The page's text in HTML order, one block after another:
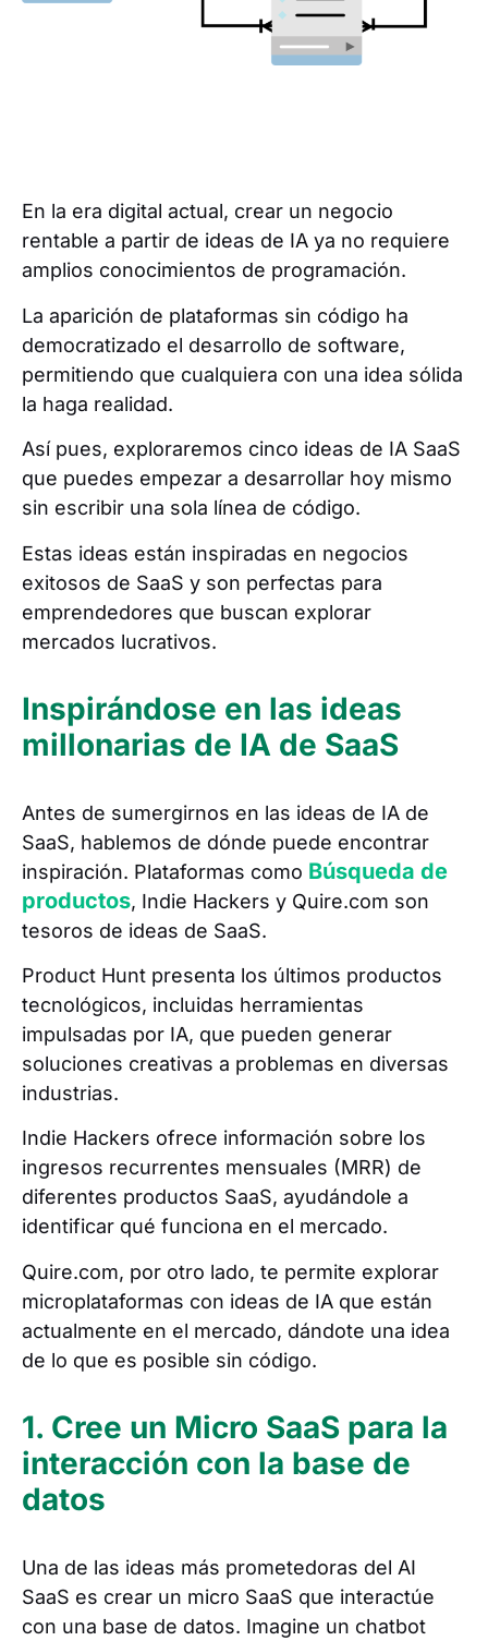
En la era digital actual, crear un negocio
rentable a partir de ideas de IA ya no requiere
amplios conocimientos de programación.
La aparición de plataformas sin código ha
democratizado el desarrollo de software,
permitiendo que cualquiera con una idea sólida
la haga realidad.
Así pues, exploraremos cinco ideas de IA SaaS
que puedes empezar a desarrollar hoy mismo
sin escribir una sola línea de código.
Estas ideas están inspiradas en negocios
exitosos de SaaS y son perfectas para
emprendedores que buscan explorar
mercados lucrativos.
Inspirándose en las ideas
millonarias de IA de SaaS
Antes de sumergirnos en las ideas de IA de
SaaS, hablemos de dónde puede encontrar
inspiración. Plataformas como Búsqueda de
productos, Indie Hackers y Quire.com son
tesoros de ideas de SaaS.
Product Hunt presenta los últimos productos
tecnológicos, incluidas herramientas
impulsadas por IA, que pueden generar
soluciones creativas a problemas en diversas
industrias.
Indie Hackers ofrece información sobre los
ingresos recurrentes mensuales (MRR) de
diferentes productos SaaS, ayudándole a
identificar qué funciona en el mercado.
Quire.com, por otro lado, te permite explorar
microplataformas con ideas de IA que están
actualmente en el mercado, dándote una idea
de lo que es posible sin código.
1. Cree un Micro SaaS para la
interacción con la base de
datos
Una de las ideas más prometedoras del AI
SaaS es crear un micro SaaS que interactúe
con una base de datos. Imagine un chatbot